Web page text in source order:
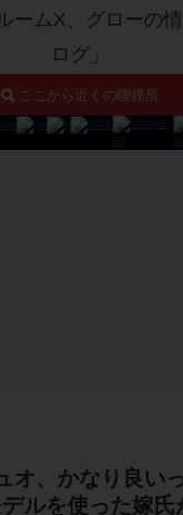
ここから近くの喫煙所
オ、かなり良い
ルを使った嫁氏